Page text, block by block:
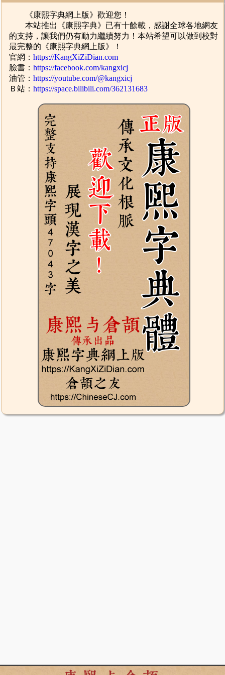
《康熙字典網上版》歡迎您！
本站推出《康熙字典》已有十餘載，感謝全球各地網友
的支持，讓我們仍有動力繼續努力！本站希望可以做到校對
最完整的《康熙字典網上版》！
官網：https://KangXiZiDian.com
臉書：https://facebook.com/kangxicj
油管：https://youtube.com/@kangxicj
Ｂ站：https://space.bilibili.com/362131683